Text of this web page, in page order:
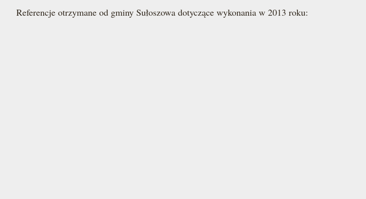
Referencje otrzymane od gminy Sułoszowa dotyczące wykonania w 2013 roku: